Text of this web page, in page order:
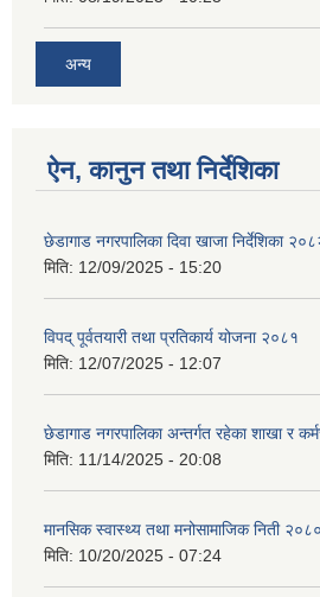
अन्य
ऐन, कानुन तथा निर्देशिका
छेडागाड नगरपालिका दिवा खाजा निर्देशिका
मिति: 12/09/2025 - 15:20
विपद् पूर्वतयारी तथा प्रतिकार्य योजना २०८१
मिति: 12/07/2025 - 12:07
छेडागाड नगरपालिका अन्तर्गत रहेका शाखा र
मिति: 11/14/2025 - 20:08
मानसिक स्वास्थ्य तथा मनोसामाजिक निती
मिति: 10/20/2025 - 07:24